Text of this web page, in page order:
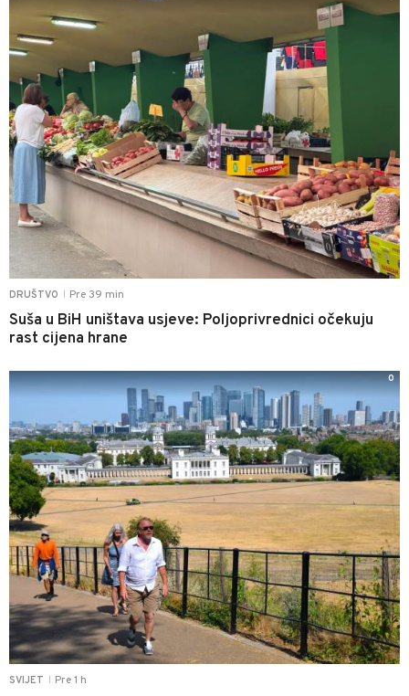
DRUŠTVO Pre 39 min
Suša u BiH uništava usjeve: Poljoprivrednici očekuju
rast cijena hrane
SVIJET Pre 1 h
0